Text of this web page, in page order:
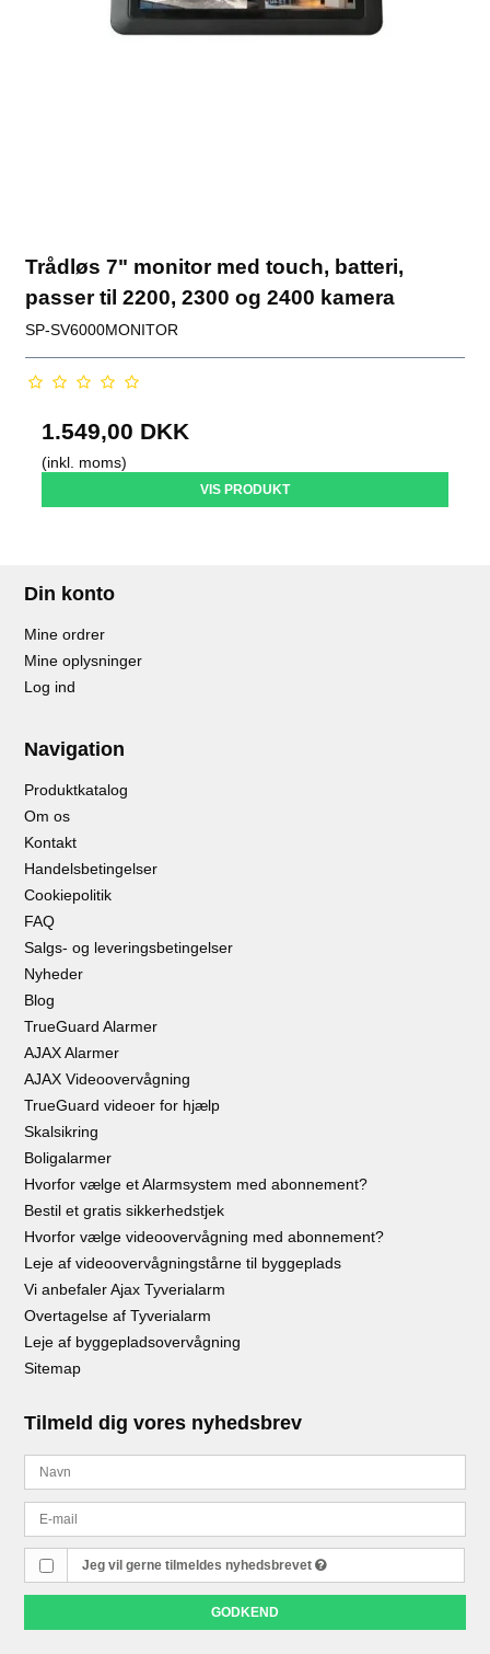
Trådløs 7" monitor med touch, batteri,
passer til 2200, 2300 og 2400 kamera
SP-SV6000MONITOR
1.549,00 DKK
(inkl. moms)
VIS PRODUKT
Din konto
Mine ordrer
Mine oplysninger
Log ind
Navigation
Produktkatalog
Om os
Kontakt
Handelsbetingelser
Cookiepolitik
FAQ
Salgs- og leveringsbetingelser
Nyheder
Blog
TrueGuard Alarmer
AJAX Alarmer
AJAX Videoovervågning
TrueGuard videoer for hjælp
Skalsikring
Boligalarmer
Hvorfor vælge et Alarmsystem med abonnement?
Bestil et gratis sikkerhedstjek
Hvorfor vælge videoovervågning med abonnement?
Leje af videoovervågningstårne til byggeplads
Vi anbefaler Ajax Tyverialarm
Overtagelse af Tyverialarm
Leje af byggepladsovervågning
Sitemap
Tilmeld dig vores nyhedsbrev
Jeg vil gerne tilmeldes nyhedsbrevet
GODKEND